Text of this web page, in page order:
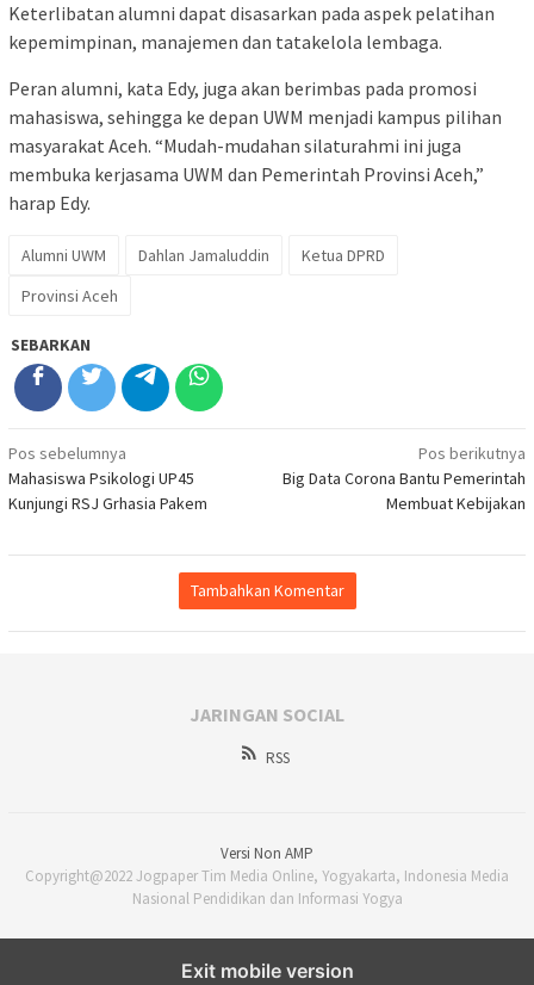
Keterlibatan alumni dapat disasarkan pada aspek pelatihan
kepemimpinan, manajemen dan tatakelola lembaga.
Peran alumni, kata Edy, juga akan berimbas pada promosi
mahasiswa, sehingga ke depan UWM menjadi kampus pilihan
masyarakat Aceh. “Mudah-mudahan silaturahmi ini juga
membuka kerjasama UWM dan Pemerintah Provinsi Aceh,”
harap Edy.
Alumni UWM Dahlan Jamaluddin
Ketua DPRD
Provinsi Aceh
SEBARKAN
Navigasi
pos
Pos sebelumnya
Mahasiswa Psikologi UP45
Kunjungi RSJ Grhasia Pakem
Pos berikutnya
Big Data Corona Bantu Pemerintah
Membuat Kebijakan
Tambahkan Komentar
JARINGAN SOCIAL
RSS
Versi Non AMP
Copyright@2022 Jogpaper Tim Media Online, Yogyakarta, Indonesia Media
Nasional Pendidikan dan Informasi Yogya
Exit mobile version